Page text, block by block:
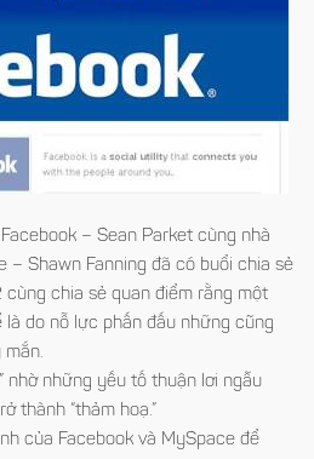
– Sean Parket cùng nhà
– Shawn Fanning đã có buổi chia sẻ
chia sẻ quan điểm rằng một
do nỗ lực phấn đấu những cũng
nhờ những yếu tố thuận lơi ngẫu
thành “thảm hoạ.”
của Facebook và MySpace để